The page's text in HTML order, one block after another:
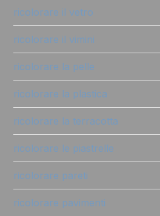
ricolorare il vetro
ricolorare il vimini
ricolorare la pelle
ricolorare la plastica
ricolorare la terracotta
ricolorare le piastrelle
ricolorare pareti
ricolorare pavimenti